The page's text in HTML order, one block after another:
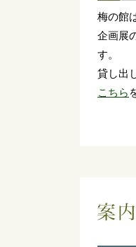
梅の館
企画展
す。
貸し出
こちら